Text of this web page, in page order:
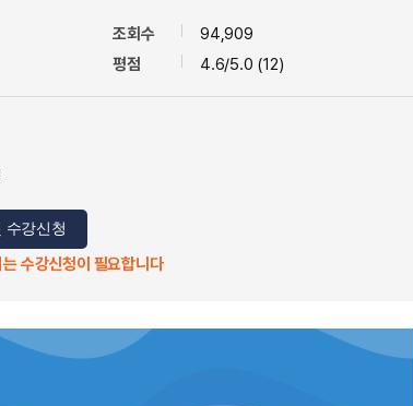
조회수
94,909
평점
4.6/5.0 (12)
수강신청
수강신청이 필요합니다